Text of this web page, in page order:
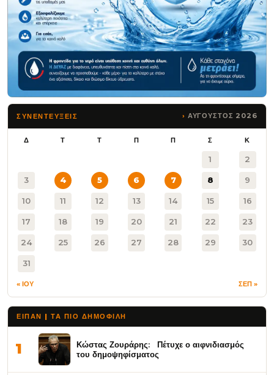
ΣΥΝΕΝΤΕΥΞΕΙΣ ΑΥΓΟΥΣΤΟΣ 2026
Δ Τ Τ Π Π Σ Κ
1 2
3 4 5 6 7 8 9
10 11 12 13 14 15 16
17 18 19 20 21 22 23
24 25 26 27 28 29 30
31
« ΙΟΥ ΣΕΠ »
ΕΙΠΑΝ | ΤΑ ΠΙΟ ΔΗΜΟΦΙΛΉ
1
Κώστας Ζουράρης: Πέτυχε ο αιφνιδιασμός
του δημοψηφίσματος